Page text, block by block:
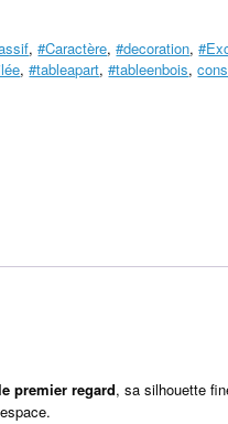
,#Caractère,#decoration,
,#tableapart,#tableenbois,
premier regard, sa silhouette